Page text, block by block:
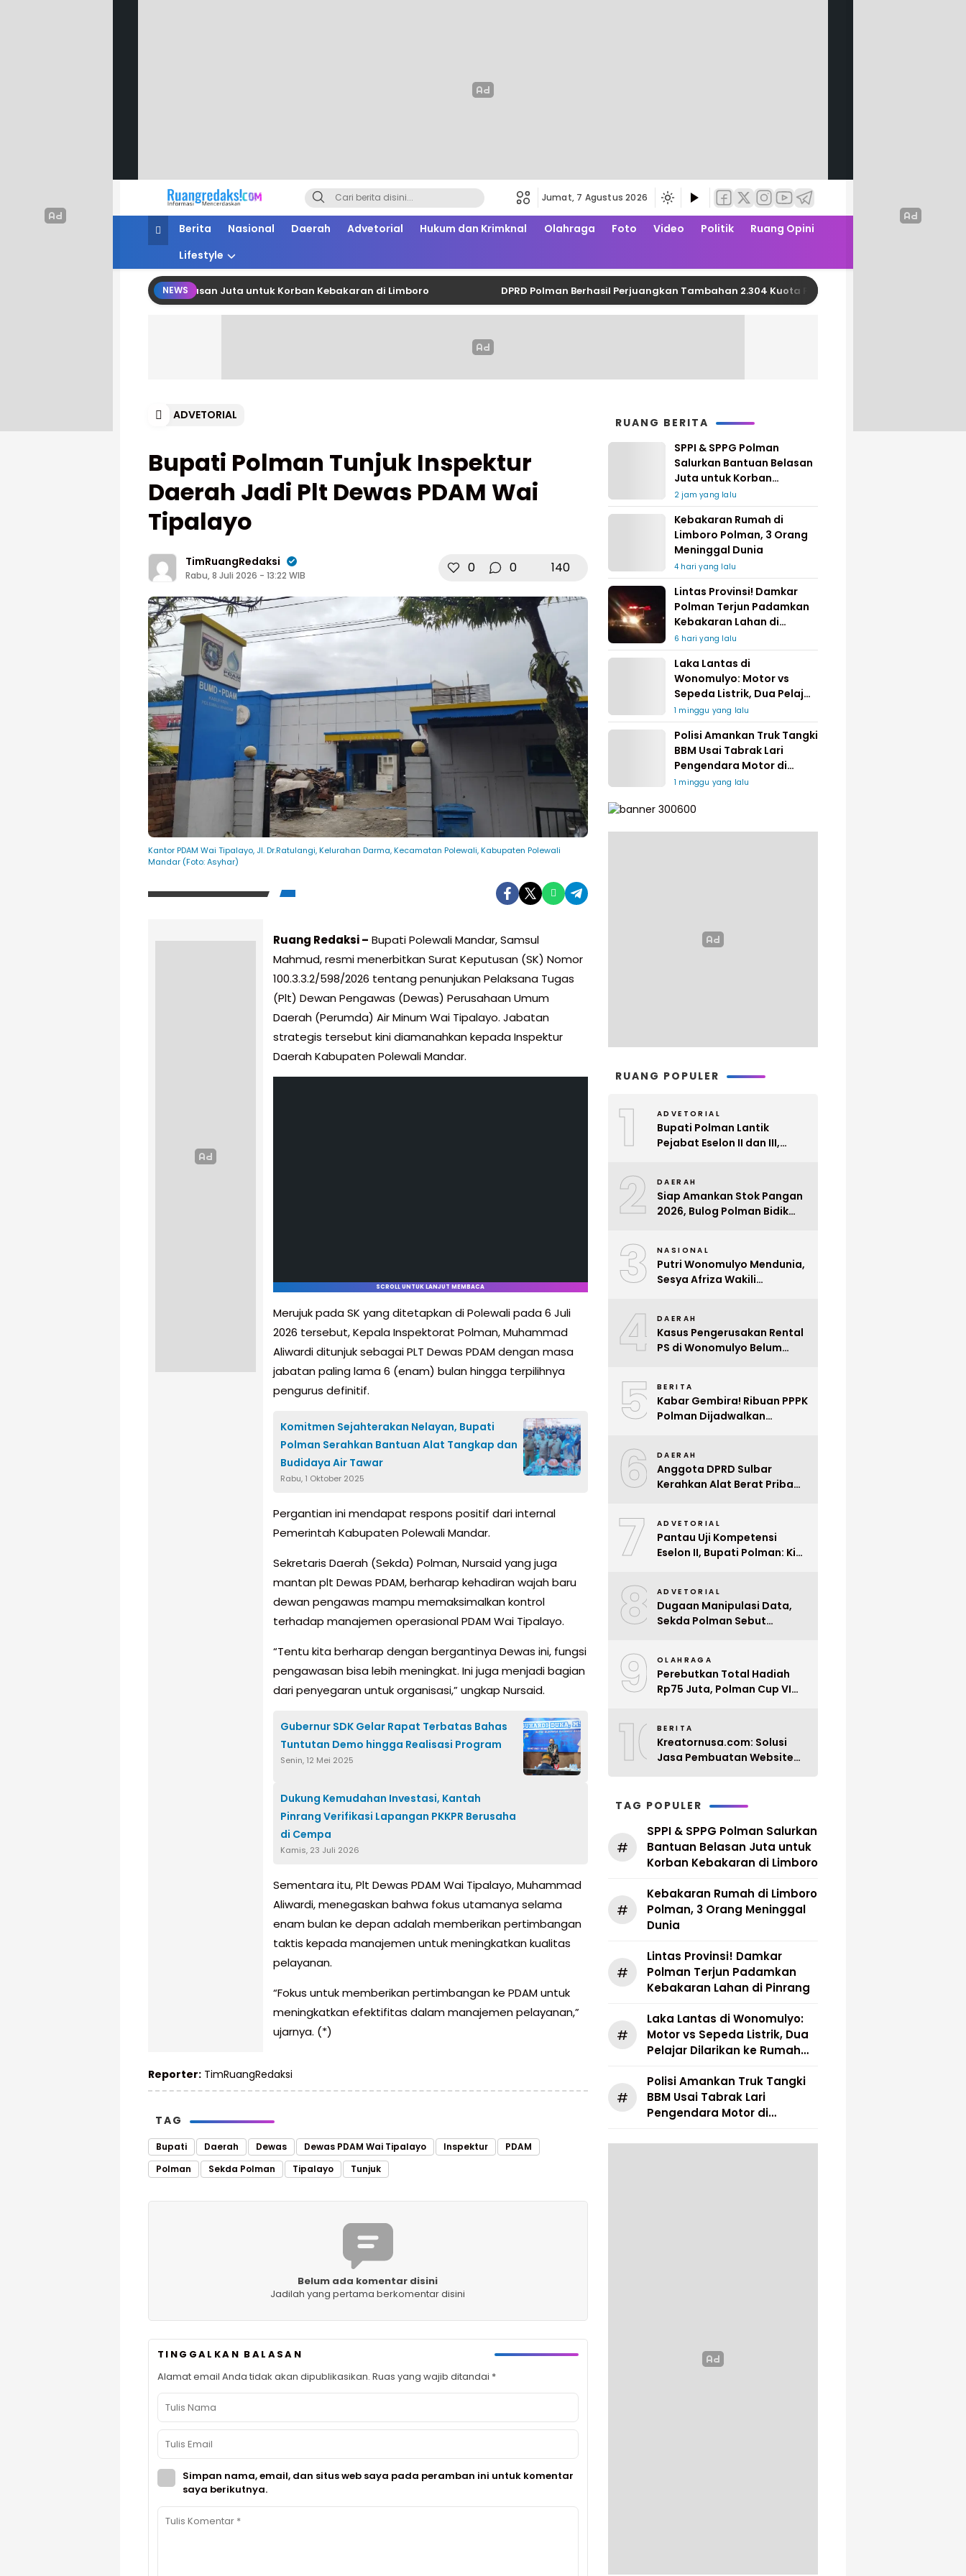
Ruang Redaksi
Informasi Mencerdaskan
Jumat, 7 Agustus 2026
Berita Nasional Daerah Advetorial Hukum dan Krimknal Olahraga Foto Video Politik
Ruang Opini
Lifestyle
NEWS
Polman Salurkan Bantuan Belasan Juta untuk Korban Kebakaran di Limboro DPRD Polman Berhasil Perjuangkan Tambahan 2.304 Kuota PBI JK APBN dari Kemensos RI
ADVETORIAL
Bupati Polman Tunjuk Inspektur
Daerah Jadi Plt Dewas PDAM Wai
Tipalayo
TimRuangRedaksi
Rabu, 8 Juli 2026 - 13:22 WIB 0 0 140
Kantor PDAM Wai Tipalayo, Jl. Dr.Ratulangi, Kelurahan Darma, Kecamatan Polewali, Kabupaten Polewali
Mandar (Foto: Asyhar)
Ruang Redaksi – Bupati Polewali Mandar, Samsul
Mahmud, resmi menerbitkan Surat Keputusan (SK) Nomor
100.3.3.2/598/2026 tentang penunjukan Pelaksana Tugas
(Plt) Dewan Pengawas (Dewas) Perusahaan Umum
Daerah (Perumda) Air Minum Wai Tipalayo. Jabatan
strategis tersebut kini diamanahkan kepada Inspektur
Daerah Kabupaten Polewali Mandar.
SCROLL UNTUK LANJUT MEMBACA
Merujuk pada SK yang ditetapkan di Polewali pada 6 Juli
2026 tersebut, Kepala Inspektorat Polman, Muhammad
Aliwardi ditunjuk sebagai PLT Dewas PDAM dengan masa
jabatan paling lama 6 (enam) bulan hingga terpilihnya
pengurus definitif.
Komitmen Sejahterakan Nelayan, Bupati
Polman Serahkan Bantuan Alat Tangkap dan
Budidaya Air Tawar
Rabu, 1 Oktober 2025
Pergantian ini mendapat respons positif dari internal
Pemerintah Kabupaten Polewali Mandar.
Sekretaris Daerah (Sekda) Polman, Nursaid yang juga
mantan plt Dewas PDAM, berharap kehadiran wajah baru
dewan pengawas mampu memaksimalkan kontrol
terhadap manajemen operasional PDAM Wai Tipalayo.
“Tentu kita berharap dengan bergantinya Dewas ini, fungsi
pengawasan bisa lebih meningkat. Ini juga menjadi bagian
dari penyegaran untuk organisasi,” ungkap Nursaid.
Gubernur SDK Gelar Rapat Terbatas Bahas
Tuntutan Demo hingga Realisasi Program
Senin, 12 Mei 2025
Dukung Kemudahan Investasi, Kantah
Pinrang Verifikasi Lapangan PKKPR Berusaha
di Cempa
Kamis, 23 Juli 2026
Sementara itu, Plt Dewas PDAM Wai Tipalayo, Muhammad
Aliwardi, menegaskan bahwa fokus utamanya selama
enam bulan ke depan adalah memberikan pertimbangan
taktis kepada manajemen untuk meningkatkan kualitas
pelayanan.
“Fokus untuk memberikan pertimbangan ke PDAM untuk
meningkatkan efektifitas dalam manajemen pelayanan,”
ujarnya. (*)
Reporter: TimRuangRedaksi
TAG
Bupati Daerah Dewas Dewas PDAM Wai Tipalayo Inspektur
PDAM
Polman
Sekda Polman Tipalayo Tunjuk
Belum ada komentar disini
Jadilah yang pertama berkomentar disini
TINGGALKAN BALASAN
Alamat email Anda tidak akan dipublikasikan. Ruas yang wajib ditandai *
Simpan nama, email, dan situs web saya pada peramban ini untuk komentar
saya berikutnya.
RUANG BERITA
SPPI & SPPG Polman
Salurkan Bantuan Belasan
Juta untuk Korban
Kebakaran di Limboro
2 jam yang lalu
Kebakaran Rumah di
Limboro Polman, 3 Orang
Meninggal Dunia
4 hari yang lalu
Lintas Provinsi! Damkar
Polman Terjun Padamkan
Kebakaran Lahan di
Pinrang
6 hari yang lalu
Laka Lantas di
Wonomulyo: Motor vs
Sepeda Listrik, Dua Pelajar
Dilarikan ke Rumah Sakit
1 minggu yang lalu
Polisi Amankan Truk Tangki
BBM Usai Tabrak Lari
Pengendara Motor di
Matakali
1 minggu yang lalu
RUANG POPULER
1 ADVETORIAL
Bupati Polman Lantik
Pejabat Eselon II dan III,
2 DAERAH
Siap Amankan Stok Pangan
2026, Bulog Polman Bidik
3 NASIONAL
Putri Wonomulyo Mendunia,
Sesya Afriza Wakili
4 DAERAH
Kasus Pengerusakan Rental
PS di Wonomulyo Belum
Pelaku
5 BERITA
Kabar Gembira! Ribuan PPPK
Polman Dijadwalkan
6 DAERAH
Anggota DPRD Sulbar
Kerahkan Alat Berat Pribadi
7 ADVETORIAL
Pantau Uji Kompetensi
Eselon II, Bupati Polman: Kita
8 ADVETORIAL
Dugaan Manipulasi Data,
Sekda Polman Sebut
Ditunda
9 OLAHRAGA
Perebutkan Total Hadiah
Rp75 Juta, Polman Cup VI
10BERITA
Kreatornusa.com: Solusi
Jasa Pembuatan Website
TAG POPULER
#
SPPI & SPPG Polman Salurkan
Bantuan Belasan Juta untuk
Korban Kebakaran di Limboro
#
Kebakaran Rumah di Limboro
Polman, 3 Orang Meninggal
Dunia
#
Lintas Provinsi! Damkar
Polman Terjun Padamkan
Kebakaran Lahan di Pinrang
#
Laka Lantas di Wonomulyo:
Motor vs Sepeda Listrik, Dua
Pelajar Dilarikan ke Rumah
#
Polisi Amankan Truk Tangki
BBM Usai Tabrak Lari
Pengendara Motor di